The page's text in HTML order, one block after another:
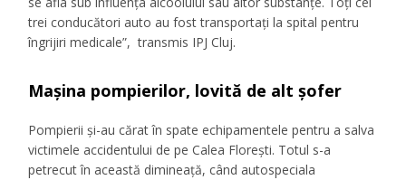
trei conducători auto au fost transportați la spital pentru
îngrijiri medicale”, transmis IPJ Cluj.
Maşina pompierilor, lovită de alt şofer
Pompierii şi-au cărat în spate echipamentele pentru a salva
victimele accidentului de pe Calea Floreşti. Totul s-a
petrecut în această dimineaţă, când autospeciala